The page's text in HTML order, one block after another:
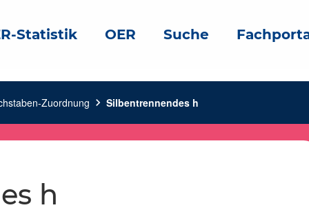
Statistik OER Suche
Zuordnung chevron_right Silbentrennendes h
h